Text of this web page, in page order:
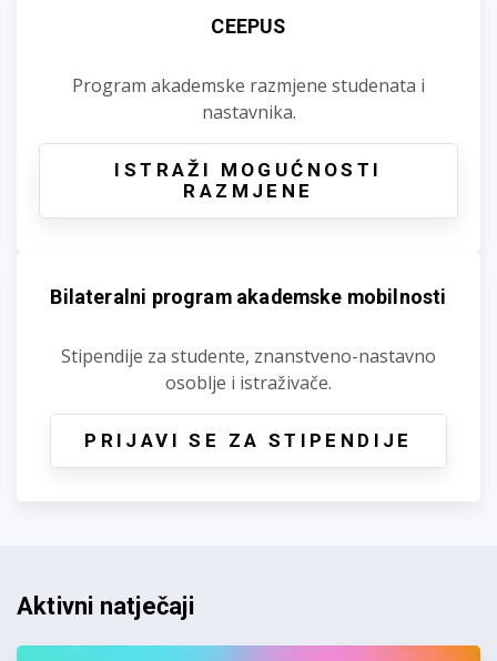
CEEPUS
Program akademske razmjene studenata i
nastavnika.
ISTRAŽI MOGUĆNOSTI
RAZMJENE
Bilateralni program akademske mobilnosti
Stipendije za studente, znanstveno-nastavno
osoblje i istraživače.
PRIJAVI SE ZA STIPENDIJE
Aktivni natječaji